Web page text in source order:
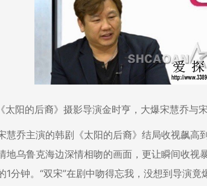
《太阳的后裔》摄影导演金时亨，大爆宋慧乔与
慧乔主演的韩剧《太阳的后裔》结局收视飙高
地乌鲁克海边深情相吻的画面，更让瞬间收视
1分钟。“双宋”在剧中吻得忘我，没想到导演竟